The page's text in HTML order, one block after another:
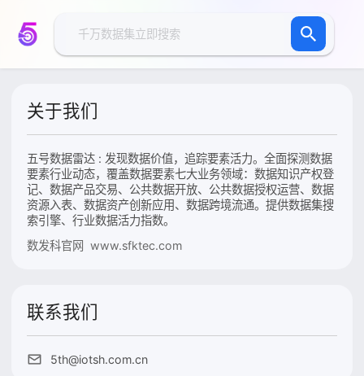
关于我们
五号数据雷达 : 发现数据价值，追踪要素活力。全面探测数据
要素行业动态，覆盖数据要素七大业务领域：数据知识产权登
记、数据产品交易、公共数据开放、公共数据授权运营、数据
资源入表、数据资产创新应用、数据跨境流通。提供数据集搜
索引擎、行业数据活力指数。
数发科官网 www.sfktec.com
联系我们
5th@iotsh.com.cn